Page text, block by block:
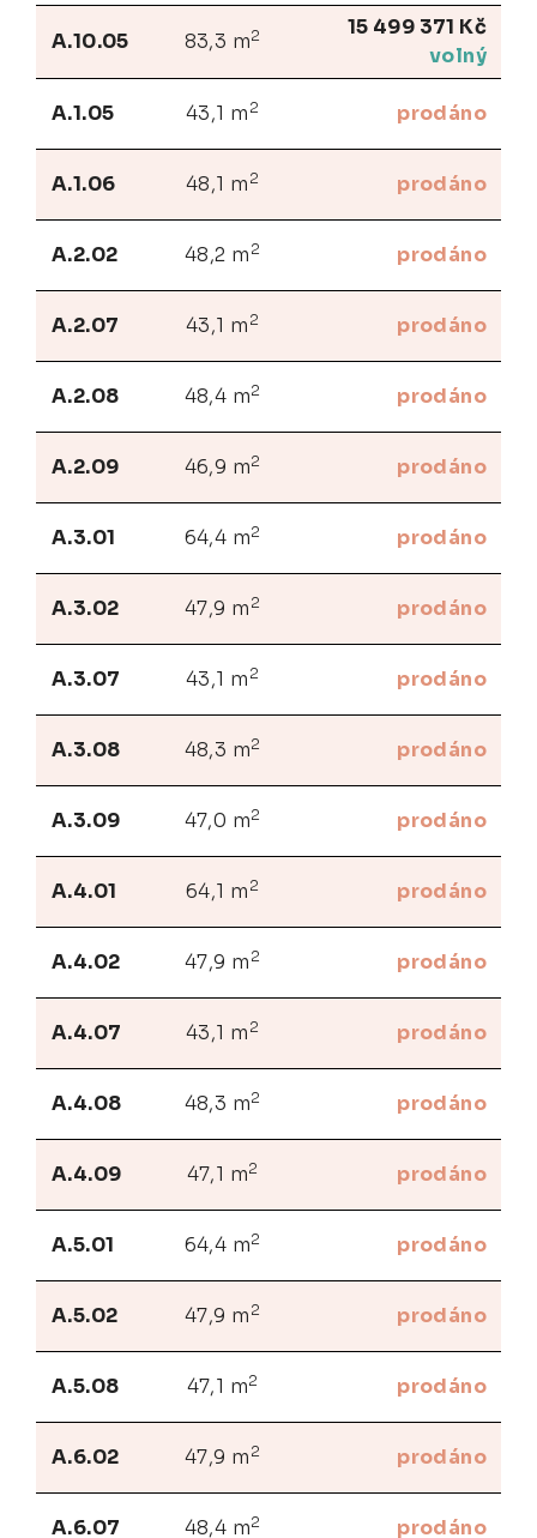
A.10.05 83,3 m2
15 499 371 Kč
volný
A.1.05 43,1 m 2 prodáno
A.1.06 48,1 m 2 prodáno
A.2.02 48,2 m 2 prodáno
A.2.07 43,1 m 2 prodáno
A.2.08 48,4 m2 prodáno
A.2.09 46,9 m2 prodáno
A.3.01 64,4 m2 prodáno
A.3.02 47,9 m 2 prodáno
A.3.07 43,1 m 2 prodáno
A.3.08 48,3 m2 prodáno
A.3.09 47,0 m2 prodáno
A.4.01 64,1 m 2 prodáno
A.4.02 47,9 m 2 prodáno
A.4.07 43,1 m 2 prodáno
A.4.08 48,3 m2 prodáno
A.4.09 47,1 m2 prodáno
A.5.01 64,4 m2 prodáno
A.5.02 47,9 m 2 prodáno
A.5.08 47,1 m2 prodáno
A.6.02 47,9 m 2 prodáno
A.6.07 48,4 m2 prodáno